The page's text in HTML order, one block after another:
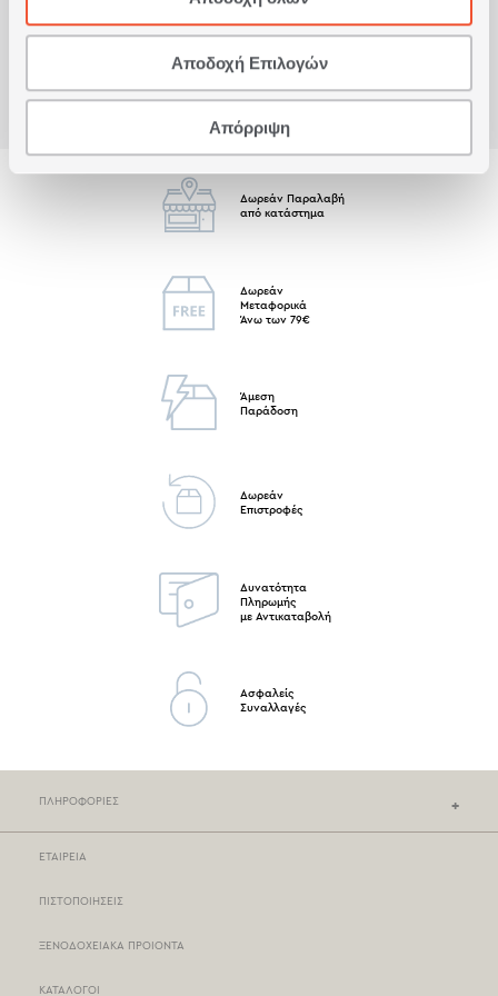
Αποδοχή Επιλογών
Απόρριψη
Είδατε πρόσφατα
Δωρεάν Παραλαβή
από κατάστημα
Δωρεάν
Μεταφορικά
Άνω των 79€
Άμεση
Παράδοση
Δωρεάν
Επιστροφές
Δυνατότητα
Πληρωμής
με Αντικαταβολή
Ασφαλείς
Συναλλαγές
ΠΛΗΡΟΦΟΡΙΕΣ
ΕΤΑΙΡΕΙΑ
ΠΙΣΤΟΠΟΙΗΣΕΙΣ
ΞΕΝΟΔΟΧΕΙΑΚΑ ΠΡΟΙΟΝΤΑ
ΚΑΤΑΛΟΓΟΙ